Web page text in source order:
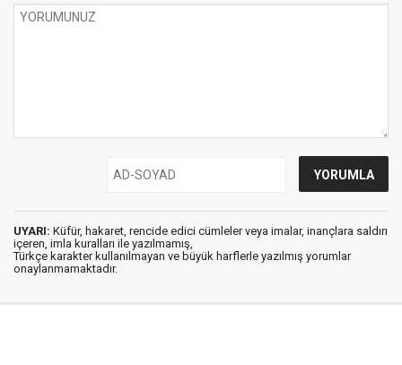
UYARI: Küfür, hakaret, rencide edici cümleler veya imalar, inançlara saldırı
içeren, imla kuralları ile yazılmamış,
Türkçe karakter kullanılmayan ve büyük harflerle yazılmış yorumlar
onaylanmamaktadır.